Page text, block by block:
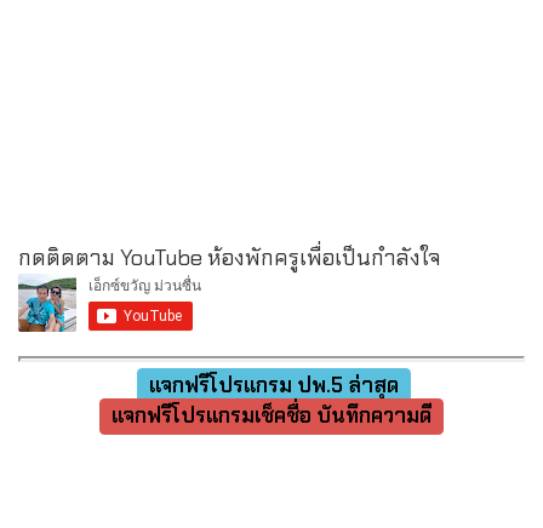
กดติดตาม YouTube ห้องพักครูเพื่อเป็นกำลังใจ
แจกฟรีโปรแกรม ปพ.5 ล่าสุด
แจกฟรีโปรแกรมเช็คชื่อ บันทึกความดี